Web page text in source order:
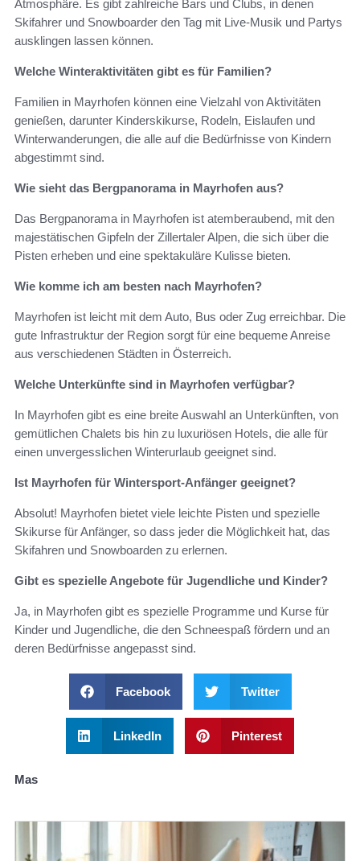
Atmosphäre. Es gibt zahlreiche Bars und Clubs, in denen
Skifahrer und Snowboarder den Tag mit Live-Musik und Partys
ausklingen lassen können.
Welche Winteraktivitäten gibt es für Familien?
Familien in Mayrhofen können eine Vielzahl von Aktivitäten
genießen, darunter Kinderskikurse, Rodeln, Eislaufen und
Winterwanderungen, die alle auf die Bedürfnisse von Kindern
abgestimmt sind.
Wie sieht das Bergpanorama in Mayrhofen aus?
Das Bergpanorama in Mayrhofen ist atemberaubend, mit den
majestätischen Gipfeln der Zillertaler Alpen, die sich über die
Pisten erheben und eine spektakuläre Kulisse bieten.
Wie komme ich am besten nach Mayrhofen?
Mayrhofen ist leicht mit dem Auto, Bus oder Zug erreichbar. Die
gute Infrastruktur der Region sorgt für eine bequeme Anreise
aus verschiedenen Städten in Österreich.
Welche Unterkünfte sind in Mayrhofen verfügbar?
In Mayrhofen gibt es eine breite Auswahl an Unterkünften, von
gemütlichen Chalets bis hin zu luxuriösen Hotels, die alle für
einen unvergesslichen Winterurlaub geeignet sind.
Ist Mayrhofen für Wintersport-Anfänger geeignet?
Absolut! Mayrhofen bietet viele leichte Pisten und spezielle
Skikurse für Anfänger, so dass jeder die Möglichkeit hat, das
Skifahren und Snowboarden zu erlernen.
Gibt es spezielle Angebote für Jugendliche und Kinder?
Ja, in Mayrhofen gibt es spezielle Programme und Kurse für
Kinder und Jugendliche, die den Schneespaß fördern und an
deren Bedürfnisse angepasst sind.
Facebook Twitter
LinkedIn Pinterest
Mas